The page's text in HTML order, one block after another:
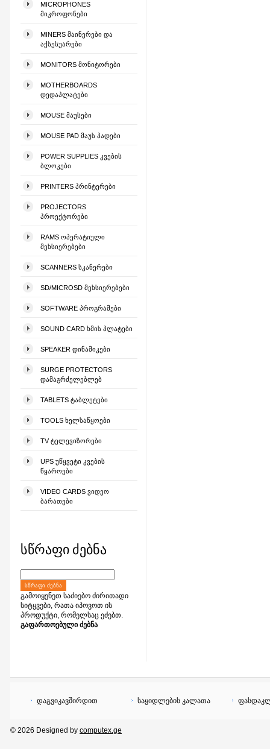
MICROPHONES
ᲛᲘᲙᲠᲝᲤᲝᲜᲔᲑᲘ
MINERS ᲛᲐᲘᲜᲔᲠᲔᲑᲘ ᲓᲐ
ᲐᲥᲡᲔᲡᲣᲐᲠᲔᲑᲘ
MONITORS ᲛᲝᲜᲘᲢᲝᲠᲔᲑᲘ
MOTHERBOARDS
ᲓᲔᲓᲐᲞᲚᲐᲢᲔᲑᲘ
MOUSE ᲛᲐᲣᲡᲔᲑᲘ
MOUSE PAD ᲛᲐᲣᲡ ᲞᲐᲓᲔᲑᲘ
POWER SUPPLIES ᲙᲕᲔᲑᲘᲡ
ᲑᲚᲝᲙᲔᲑᲘ
PRINTERS ᲞᲠᲘᲜᲢᲔᲠᲔᲑᲘ
PROJECTORS
ᲞᲠᲝᲔᲥᲢᲝᲠᲔᲑᲘ
RAMS ᲝᲞᲔᲠᲐᲢᲘᲣᲚᲘ
ᲛᲔᲮᲡᲘᲔᲠᲔᲑᲔᲑᲘ
SCANNERS ᲡᲙᲐᲜᲔᲠᲔᲑᲘ
SD/MICROSD ᲛᲔᲮᲡᲘᲔᲠᲔᲑᲔᲑᲘ
SOFTWARE ᲞᲠᲝᲒᲠᲐᲛᲔᲑᲘ
SOUND CARD ᲮᲛᲘᲡ ᲞᲚᲐᲢᲔᲑᲘ
SPEAKER ᲓᲘᲜᲐᲛᲘᲙᲔᲑᲘ
SURGE PROTECTORS
ᲓᲐᲛᲐᲒᲠᲫᲔᲚᲔᲑᲚᲔᲑ
TABLETS ᲢᲐᲑᲚᲔᲢᲔᲑᲘ
TOOLS ᲮᲔᲚᲡᲐᲬᲧᲝᲔᲑᲘ
TV ᲢᲔᲚᲔᲕᲘᲖᲝᲠᲔᲑᲘ
UPS ᲣᲬᲧᲕᲔᲢᲘ ᲙᲕᲔᲑᲘᲡ
ᲬᲧᲐᲠᲝᲔᲑᲘ
VIDEO CARDS ᲕᲘᲓᲔᲝ
ᲑᲐᲠᲐᲗᲔᲑᲘ
სწრაფი ძებნა
ᲡᲬᲠᲐᲤᲘ ᲫᲔᲑᲜᲐ
გამოიყენეთ საძიებო ძირითადი
სიტყვები, რათა იპოვოთ ის
პროდუქტი, რომელსაც ეძებთ.
გაფართოებული ძებნა
დაგვიკავშირდით საყიდლების კალათა
© 2026 Designed by computex.ge